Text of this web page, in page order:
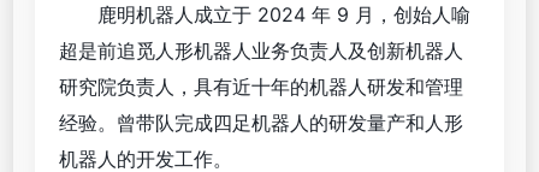
鹿明机器人成立于 2024 年 9 月，创始人喻
超是前追觅人形机器人业务负责人及创新机器人
研究院负责人，具有近十年的机器人研发和管理
经验。曾带队完成四足机器人的研发量产和人形
机器人的开发工作。